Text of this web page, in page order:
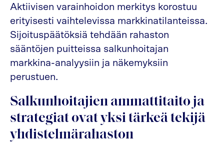
Aktiivisen varainhoidon merkitys korostuu
erityisesti vaihtelevissa markkinatilanteissa.
Sijoituspäätöksiä tehdään rahaston
sääntöjen puitteissa salkunhoitajan
markkina-analyysiin ja näkemyksiin
perustuen.
Salkunhoitajien ammattitaito ja
strategiat ovat yksi tärkeä tekijä
yhdistelmärahaston